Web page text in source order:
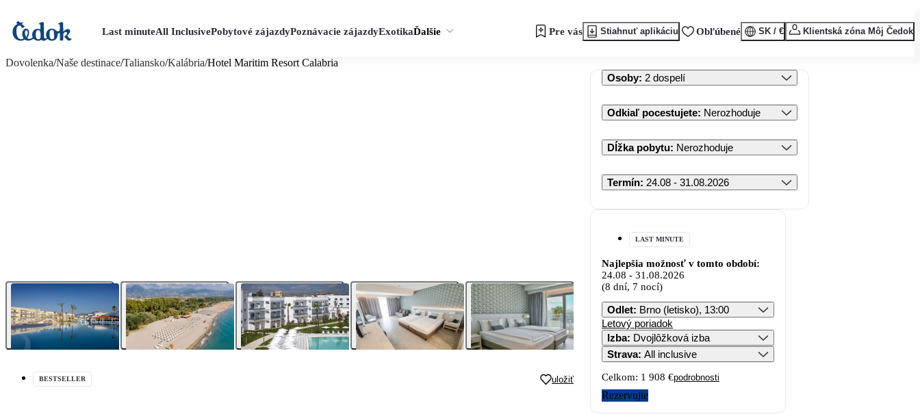
Last minuteAll InclusivePobytové zájazdyPoznávacie zájazdyExotikaĎalšie Pre vás Stiahnuť aplikáciu Obľúbené SK / € Klientská zóna Môj Čedok
Dovolenka/Naše destinace/Taliansko/Kalábria/Hotel Maritim Resort Calabria
BESTSELLER uložiť
Osoby: 2 dospelí
Odkiaľ pocestujete: Nerozhoduje
Dĺžka pobytu: Nerozhoduje
Termín: 24.08 - 31.08.2026
LAST MINUTE
Najlepšia možnosť v tomto období:
24.08 - 31.08.2026
(8 dní, 7 nocí)
Odlet: Brno (letisko), 13:00
Letový poriadok
Izba: Dvojlôžková izba
Strava: All inclusive
Celkom: 1 908 €podrobnosti
Rezervujte